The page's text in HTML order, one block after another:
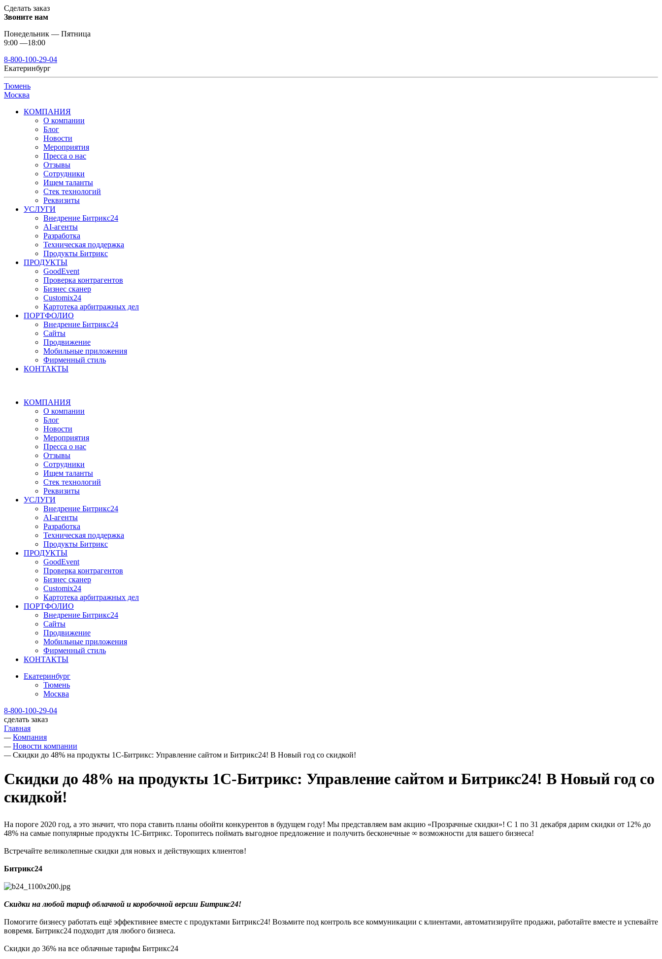
Сделать заказ
Звоните нам
Понедельник — Пятница
9:00 —18:00
8-800-100-29-04
Екатеринбург
Тюмень
Москва
КОМПАНИЯ
О компании
Блог
Новости
Мероприятия
Пресса о нас
Отзывы
Сотрудники
Ищем таланты
Стек технологий
Реквизиты
УСЛУГИ
Внедрение Битрикс24
AI-агенты
Разработка
Техническая поддержка
Продукты Битрикс
ПРОДУКТЫ
GoodEvent
Проверка контрагентов
Бизнес сканер
Customix24
Картотека арбитражных дел
ПОРТФОЛИО
Внедрение Битрикс24
Сайты
Продвижение
Мобильные приложения
Фирменный стиль
КОНТАКТЫ
КОМПАНИЯ
О компании
Блог
Новости
Мероприятия
Пресса о нас
Отзывы
Сотрудники
Ищем таланты
Стек технологий
Реквизиты
УСЛУГИ
Внедрение Битрикс24
AI-агенты
Разработка
Техническая поддержка
Продукты Битрикс
ПРОДУКТЫ
GoodEvent
Проверка контрагентов
Бизнес сканер
Customix24
Картотека арбитражных дел
ПОРТФОЛИО
Внедрение Битрикс24
Сайты
Продвижение
Мобильные приложения
Фирменный стиль
КОНТАКТЫ
Екатеринбург
Тюмень
Москва
8-800-100-29-04
сделать заказ
Главная
— Компания
— Новости компании
— Скидки до 48% на продукты 1С-Битрикс: Управление сайтом и Битрикс24! В Новый год со скидкой!
Скидки до 48% на продукты 1С-Битрикс: Управление сайтом и Битрикс24! В Новый год со
скидкой!
На пороге 2020 год, а это значит, что пора ставить планы обойти конкурентов в будущем году! Мы представляем вам акцию «Прозрачные скидки»! С 1 по 31 декабря дарим скидки от 12% до
48% на самые популярные продукты 1С-Битрикс. Торопитесь поймать выгодное предложение и получить бесконечные ∞ возможности для вашего бизнеса!
Встречайте великолепные скидки для новых и действующих клиентов!
Битрикс24
Скидки на любой тариф облачной и коробочной версии Битрикс24!
Помогите бизнесу работать ещё эффективнее вместе с продуктами Битрикс24! Возьмите под контроль все коммуникации с клиентами, автоматизируйте продажи, работайте вместе и успевайте
вовремя. Битрикс24 подходит для любого бизнеса.
Скидки до 36% на все облачные тарифы Битрикс24